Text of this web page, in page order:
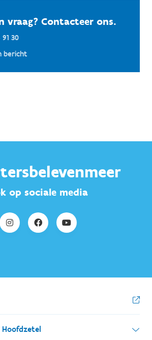
vraag? Contacteer ons.
91 30
bericht
op sociale media